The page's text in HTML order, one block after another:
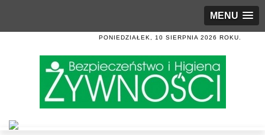
MENU
PONIEDZIAŁEK, 10 SIERPNIA 2026 ROKU.